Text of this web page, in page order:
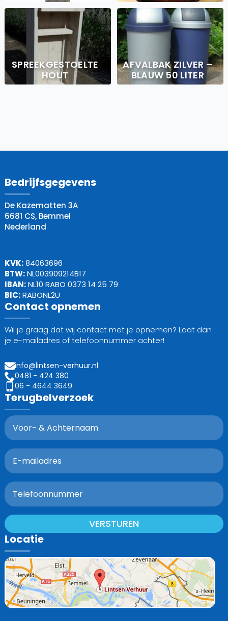
SPREEKGESTOELTE
HOUT
AFVALBAK ZILVER –
BLAUW 50 LITER
Bedrijfsgegevens
De Kazematten 3A
6681 CS, Bemmel
Nederland
KVK:84063696
BTW:NL003909214B17
IBAN:NL10 RABO 0373 14 25 79
BIC:RABONL2U
Contact opnemen
Wil je graag dat wij contact met je opnemen? Laat dan
je e-mailadres of telefoonnummer achter!
info@lintsen-verhuur.nl
0481 - 424 380
06 - 4644 3649
Terugbelverzoek
VERSTUREN
Locatie